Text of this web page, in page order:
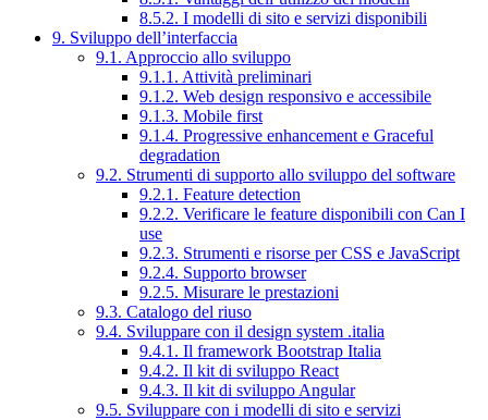
8.5.2. I modelli di sito e servizi disponibili
9. Sviluppo dell’interfaccia
9.1. Approccio allo sviluppo
9.1.1. Attività preliminari
9.1.2. Web design responsivo e accessibile
9.1.3. Mobile first
9.1.4. Progressive enhancement e Graceful
degradation
9.2. Strumenti di supporto allo sviluppo del software
9.2.1. Feature detection
9.2.2. Verificare le feature disponibili con Can I
use
9.2.3. Strumenti e risorse per CSS e JavaScript
9.2.4. Supporto browser
9.2.5. Misurare le prestazioni
9.3. Catalogo del riuso
9.4. Sviluppare con il design system .italia
9.4.1. Il framework Bootstrap Italia
9.4.2. Il kit di sviluppo React
9.4.3. Il kit di sviluppo Angular
9.5. Sviluppare con i modelli di sito e servizi